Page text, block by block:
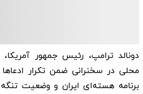
دونالد ترامپ، رئیس جمهور
محلی در سخنرانی ضمن تکرار ادعاها
برنامه هسته‌ای ایران و وضعیت